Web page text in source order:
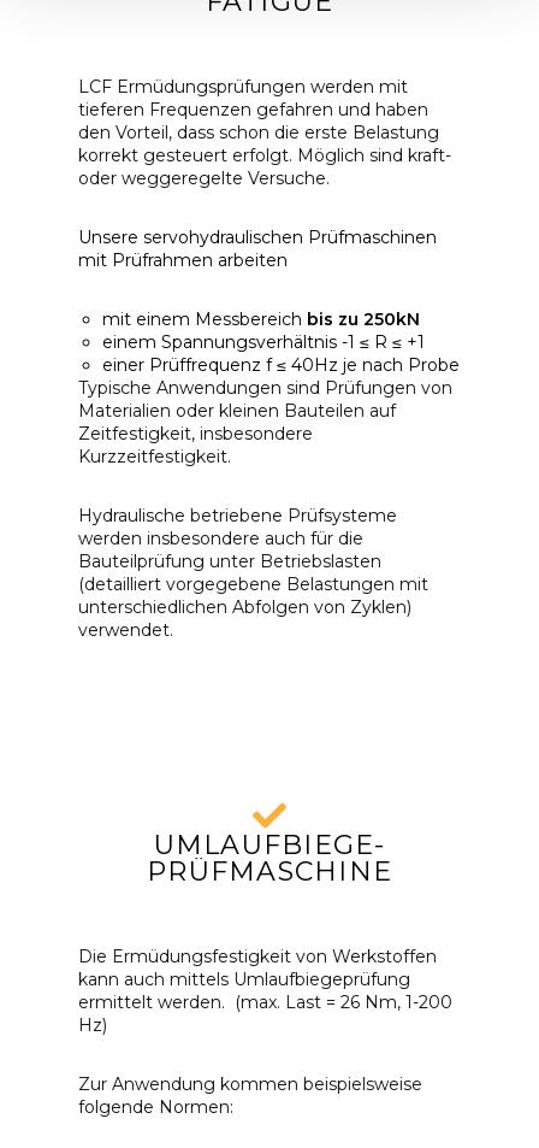
LCF Ermüdungsprüfungen werden mit
tieferen Frequenzen gefahren und haben
den Vorteil, dass schon die erste Belastung
korrekt gesteuert erfolgt. Möglich sind kraft-
oder weggeregelte Versuche.
Unsere servohydraulischen Prüfmaschinen
mit Prüfrahmen arbeiten
mit einem Messbereich bis zu 250kN
einem Spannungsverhältnis -1 ≤ R ≤ +1
einer Prüffrequenz f ≤ 40Hz je nach Probe
Typische Anwendungen sind Prüfungen von
Materialien oder kleinen Bauteilen auf
Zeitfestigkeit, insbesondere
Kurzzeitfestigkeit.
Hydraulische betriebene Prüfsysteme
werden insbesondere auch für die
Bauteilprüfung unter Betriebslasten
(detailliert vorgegebene Belastungen mit
unterschiedlichen Abfolgen von Zyklen)
verwendet.
UMLAUFBIEGE-
PRÜFMASCHINE
Die Ermüdungsfestigkeit von Werkstoffen
kann auch mittels Umlaufbiegeprüfung
ermittelt werden. (max. Last = 26 Nm, 1-200
Hz)
Zur Anwendung kommen beispielsweise
folgende Normen: